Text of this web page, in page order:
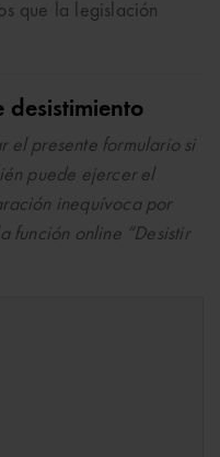
que la legislación
el presente formulario si
puede ejercer el
inequívoca por
función online “Desistir